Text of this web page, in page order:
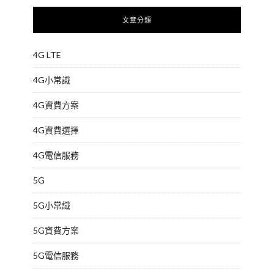
文章分類
4G LTE
4G小常識
4G資費方案
4G資費選擇
4G電信服務
5G
5G小常識
5G資費方案
5G電信服務